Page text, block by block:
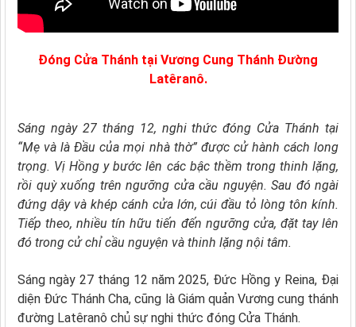
Đóng Cửa Thánh tại Vương Cung Thánh Đường
Latêranô.
Sáng ngày 27 tháng 12, nghi thức đóng Cửa Thánh tại
“Mẹ và là Đầu của mọi nhà thờ” được cử hành cách long
trọng. Vị Hồng y bước lên các bậc thềm trong thinh lặng,
rồi quỳ xuống trên ngưỡng cửa cầu nguyện. Sau đó ngài
đứng dậy và khép cánh cửa lớn, cúi đầu tỏ lòng tôn kính.
Tiếp theo, nhiều tín hữu tiến đến ngưỡng cửa, đặt tay lên
đó trong cử chỉ cầu nguyện và thinh lặng nội tâm.
Sáng ngày 27 tháng 12 năm 2025, Đức Hồng y Reina, Đại
diện Đức Thánh Cha, cũng là Giám quản Vương cung thánh
đường Latêranô chủ sự nghi thức đóng Cửa Thánh.